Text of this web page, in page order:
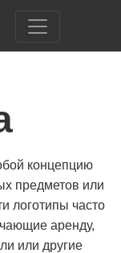
концепцию
предметов или
логотипы часто
аренду,
или другие